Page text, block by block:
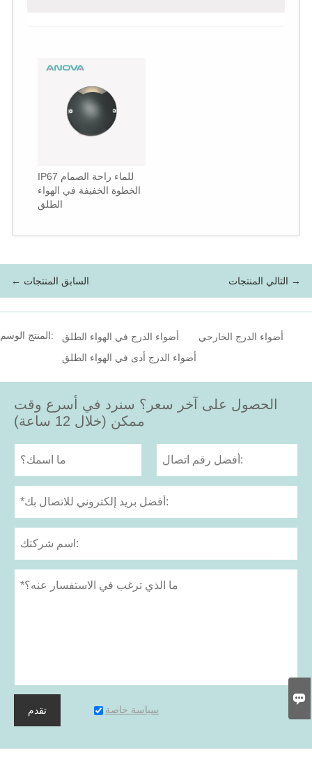
IP67 للماء راحة الصمام
الخطوة الخفيفة في الهواء
الطلق
← السابق المنتجات التالي المنتجات →
المنتج الوسم: أضواء الدرج في الهواء الطلق
أضواء الدرج الخارجي
أضواء الدرج أدى في الهواء الطلق
الحصول على آخر سعر؟ سنرد في أسرع وقت
ممكن (خلال 12 ساعة)
تقدم سياسة خاصة
